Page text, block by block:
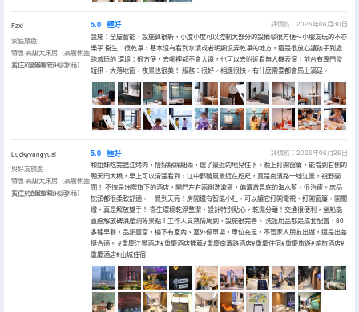
Fzxi
家庭旅遊
特惠·高級大床房（高層側面
看江+全屋智能+小冰箱）
入住於2026年06月
5.0 極好
評價於：2026年06月30日
設施：全屋智能，設施算很新，小度小度可以控制大部分的設備😄很方便～小朋友玩的不亦
樂乎 衞生：很乾凈，基本沒有看到水漬或者明顯沒弄乾凈的地方，還是很放心讓孩子到處
跑着玩的 環境：很方便，去哪裡都不會太遠，也可以去附近看無人機表演，前台有專門發
短訊，大落地窗，夜景也很美！ 服務：很好，相應很快，有什麼需要都會馬上滿足，
Luckyyangyusi
與好友旅遊
特惠·高級大床房（高層側面
看江+全屋智能+小冰箱）
入住於2026年06月
5.0 極好
評價於：2026年06月26日
和姐妹吃完臨江烤肉，恰好綿綿細雨，選了最近的地兒住下。晚上打開窗簾，能看到右側的
朝天門大橋，早上可以清楚看到，江中郵輪風景近在咫尺，真是南濱路一線江景，視野開
闊！ 不愧是洲際旗下的酒店，開門左右兩側洗漱區，偏清澈見底的海水藍，很治癒。床品
枕頭都很柔軟舒適，一覺到天亮！房間還有智能小杜，可以讓它打開電視、打開窗簾，開關
燈，真是解放雙手！ 衞生環境乾淨整潔，設計特別貼心，乾濕分離！交通很便利，坐船能
直達解放碑洪崖洞等景點！工作人員熱情周到，設施很完善。 洗護用品都是成套配置，80
多種早餐，品類豐富，樓下有室內、室外停車場，車位充足，不管家人朋友出遊，還是出差
挺合適。 #重慶江景酒店#重慶酒店推薦#重慶南濱路酒店#重慶住宿#重慶旅遊#差旅酒店#
重慶酒店#山城住宿